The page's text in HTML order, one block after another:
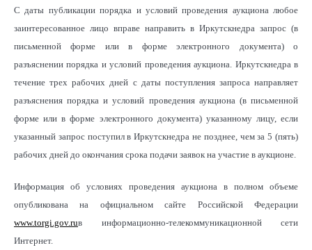
С даты публикации порядка и условий проведения аукциона любое
заинтересованное лицо вправе направить в Иркутскнедра запрос (в
письменной форме или в форме электронного документа) о
разъяснении порядка и условий проведения аукциона. Иркутскнедра в
течение трех рабочих дней с даты поступления запроса направляет
разъяснения порядка и условий проведения аукциона (в письменной
форме или в форме электронного документа) указанному лицу, если
указанный запрос поступил в Иркутскнедра не позднее, чем за 5 (пять)
рабочих дней до окончания срока подачи заявок на участие в аукционе.
Информация об условиях проведения аукциона в полном объеме
опубликована на официальном сайте Российской Федерации
www.torgi.gov.ruв информационно-телекоммуникационной сети
Интернет.